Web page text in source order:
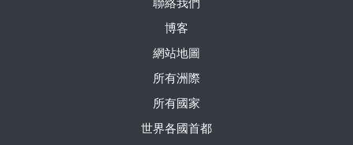
博客
網站地圖
所有洲際
所有國家
世界各國首都